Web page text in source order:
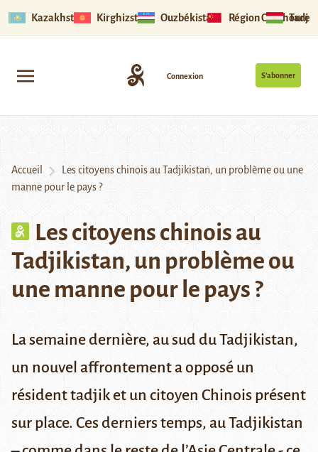
Kazakhstan Kirghizstan Ouzbékistan Région Ouïghoure
S’abonner
Connexion
Accueil
Les citoyens chinois au Tadjikistan, un problème ou une
manne pour le pays ?
Les citoyens chinois au
Tadjikistan, un problème ou
une manne pour le pays ?
La semaine dernière, au sud du Tadjikistan,
un nouvel affrontement a opposé un
résident tadjik et un citoyen Chinois présent
sur place. Ces derniers temps, au Tadjikistan